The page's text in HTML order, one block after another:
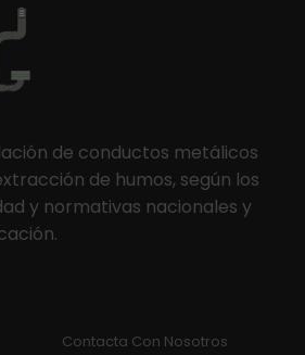
de conductos metálicos
de humos, según los
y normativas nacionales y
Contacta Con Nosotros